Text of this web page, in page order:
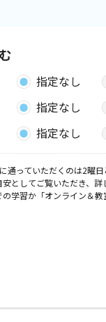
指定なし
指定なし
指定なし
っていただくのは2曜日
としてご覧いただき、詳
学習か「オンライン＆教